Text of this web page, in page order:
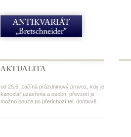
od 25.6. začíná prázdninový provoz, kdy je
kancelář uzavřena a osobní převzetí je
možno pouze po předchozí tel. domluvě